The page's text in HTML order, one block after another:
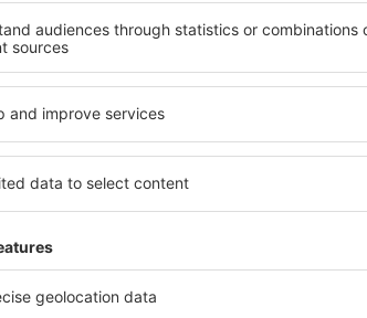
på3
fra ekte brukere